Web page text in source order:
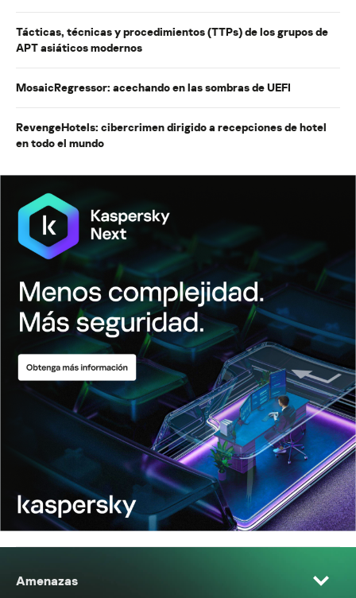
Tácticas, técnicas y procedimientos (TTPs) de los grupos de
APT asiáticos modernos
MosaicRegressor: acechando en las sombras de UEFI
RevengeHotels: cibercrimen dirigido a recepciones de hotel
en todo el mundo
Amenazas